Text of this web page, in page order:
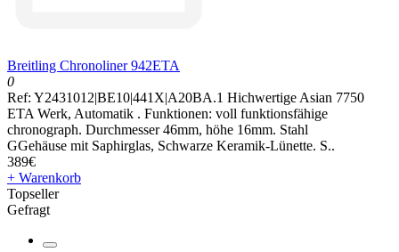
Breitling Chronoliner 942ETA
0
Ref: Y2431012|BE10|441X|A20BA.1 Hichwertige Asian 7750
ETA Werk, Automatik . Funktionen: voll funktionsfähige
chronograph. Durchmesser 46mm, höhe 16mm. Stahl
GGehäuse mit Saphirglas, Schwarze Keramik-Lünette. S..
389€
+ Warenkorb
Topseller
Gefragt